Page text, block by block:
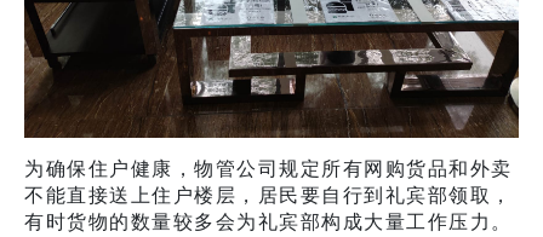
为确保住户健康，物管公司规定所有网购货品和外卖
不能直接送上住户楼层，居民要自行到礼宾部领取，
有时货物的数量较多会为礼宾部构成大量工作压力。